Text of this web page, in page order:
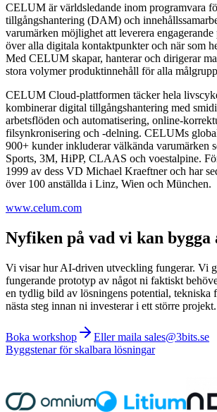
CELUM är världsledande inom programvara
tillgångshantering (DAM) och
varumärken möjlighet att leverera
över alla digitala kontaktpunkter och när som
Med CELUM skapar, hanterar och dirigerar
stora volymer produktinnehåll för alla
CELUM Cloud-plattformen täcker hela
kombinerar digital tillgångshantering med
arbetsflöden och automatisering, online-
filsynkronisering och -delning. CELUMs
900+ kunder inkluderar välkända varumärken
Sports, 3M, HiPP, CLAAS och voestalpine.
1999 av dess VD Michael Kraeftner och har
över 100 anställda i Linz, Wien och München.
www.celum.com
Nyfiken på vad vi kan bygga
Vi visar hur AI-driven utveckling fungerar. Vi
fungerande prototyp av något ni faktiskt
en tydlig bild av lösningens potential, tekniska
nästa steg innan ni investerar i ett större projekt.
Boka workshop
Eller maila sales@3bits.se
Byggstenar för skalbara lösningar